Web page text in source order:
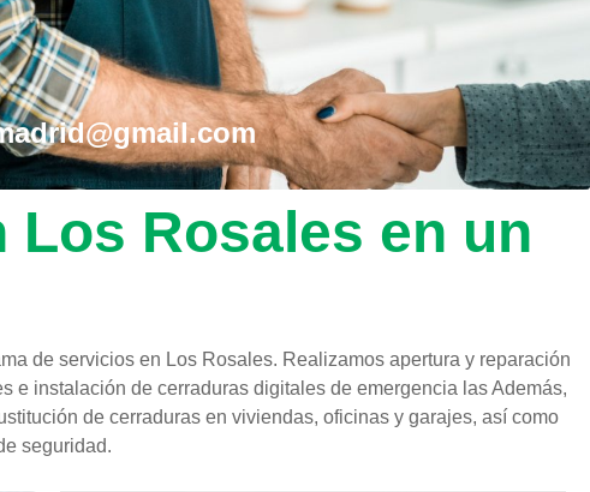
Rosales en un
de servicios en Los Rosales. Realizamos apertura y reparación
e instalación de cerraduras digitales de emergencia las Además,
de cerraduras en viviendas, oficinas y garajes, así como
seguridad.